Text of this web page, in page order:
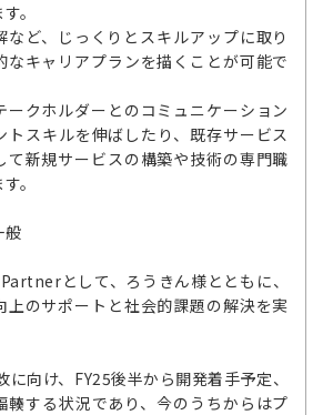
。
ど、じっくりとスキルアップに取り
なキャリアプランを描くことが可能で
ークホルダーとのコミュニケーション
トスキルを伸ばしたり、既存サービス
て新規サービスの構築や技術の専門職
。
般
として、ろうきん様とともに、
上のサポートと社会的課題の解決を実
向け、FY25後半から開発着手予定、
輳する状況であり、今のうちからはプ